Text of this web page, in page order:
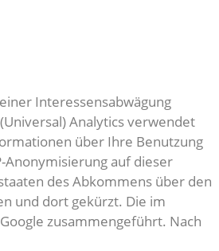
Interessensabwägung
Analytics verwendet
über Ihre Benutzung
Anonymisierung auf dieser
des Abkommens über den
und dort gekürzt. Die im
zusammengeführt. Nach